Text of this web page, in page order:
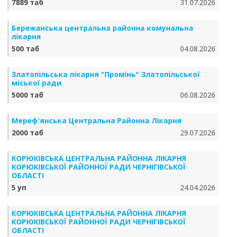
7889 таб
31.07.2026
Бережанська центральна районна комунальна
лікарня
500 таб
04.08.2026
Златопільська лікарня "Промінь" Златопільської
міської ради
5000 таб
06.08.2026
Мереф'янська Центральна Районна Лікарня
2000 таб
29.07.2026
КОРЮКІВСЬКА ЦЕНТРАЛЬНА РАЙОННА ЛІКАРНЯ
КОРЮКІВСЬКОЇ РАЙОННОЇ РАДИ ЧЕРНІГІВСЬКОЇ
ОБЛАСТІ
5 уп
24.04.2026
КОРЮКІВСЬКА ЦЕНТРАЛЬНА РАЙОННА ЛІКАРНЯ
КОРЮКІВСЬКОЇ РАЙОННОЇ РАДИ ЧЕРНІГІВСЬКОЇ
ОБЛАСТІ